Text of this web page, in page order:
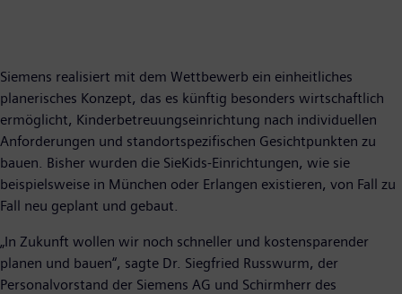
Siemens realisiert mit dem Wettbewerb ein einheitliches
planerisches Konzept, das es künftig besonders wirtschaftlich
ermöglicht, Kinderbetreuungseinrichtung nach individuellen
Anforderungen und standortspezifischen Gesichtpunkten zu
bauen. Bisher wurden die SieKids-Einrichtungen, wie sie
beispielsweise in München oder Erlangen existieren, von Fall zu
Fall neu geplant und gebaut.
„In Zukunft wollen wir noch schneller und kostensparender
planen und bauen“, sagte Dr. Siegfried Russwurm, der
Personalvorstand der Siemens AG und Schirmherr des